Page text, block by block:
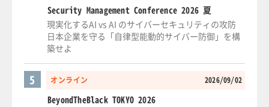
Security Management Conference 2026 夏
現実化するAI vs AI のサイバーセキュリティの攻防
日本企業を守る「自律型能動的サイバー防御」を構
築せよ
オンライン 2026/09/02
5
BeyondTheBlack TOKYO 2026